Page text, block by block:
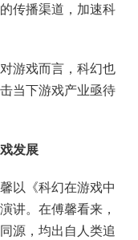
传播渠道，加速科
游戏而言，科幻也
当下游戏产业亟待
发展
以《科幻在游戏中
讲。在傅馨看来，
源，均出自人类追